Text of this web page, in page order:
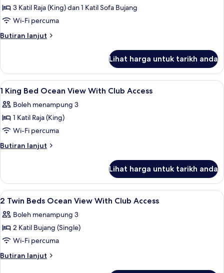
Bedrooms,
Ocean
3 Katil Raja (King) dan 1 Katil Sofa Bujang
Wi-Fi percuma
Butiran lanjut
Butiran
3
Bedrooms,
Ocean
Lihat harga untuk tarikh anda
Lihat
semua
foto
untuk
1
King
View
With
Club
Access
Bar mini, peti besi dalam bilik, ruang
5
1 King Bed Ocean View With Club Access
Boleh menampung 3
1 Katil Raja (King)
Wi-Fi percuma
Butiran lanjut
Butiran
King
Bed
Ocean
With
Club
Lihat harga untuk tarikh anda
Lihat
semua
foto
untuk
2
Twin
Bar mini, peti besi dalam bilik, ruang
4
2 Twin Beds Ocean View With Club Access
Boleh menampung 3
2 Katil Bujang (Single)
Wi-Fi percuma
Butiran lanjut
Butiran